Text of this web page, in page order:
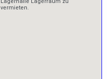
vermieten.
vermieten.